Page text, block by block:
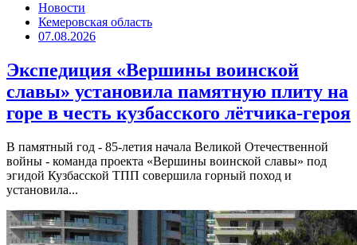
Новости
Кемеровская область
07.08.2026
Экспедиция «Вершины воинской
славы» установила памятную плиту на
горе в честь кузбасского лётчика-героя
В памятный год - 85-летия начала Великой Отечественной
войны - команда проекта «Вершины воинской славы» под
эгидой Кузбасской ТПП совершила горный поход и
установила...